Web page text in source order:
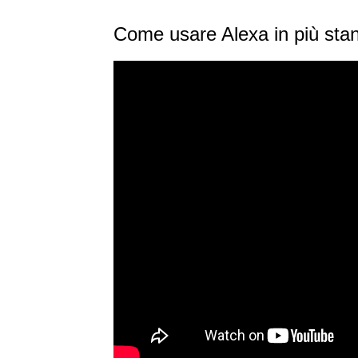
Come usare Alexa in più